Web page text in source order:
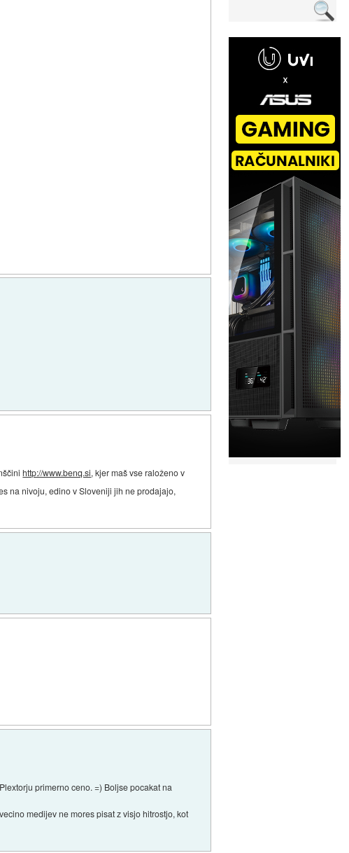
http://www.benq.si, kjer maš vse raloženo v
na nivoju, edino v Sloveniji jih ne prodajajo,
primerno ceno. =) Boljse pocakat na
medijev ne mores pisat z visjo hitrostjo, kot